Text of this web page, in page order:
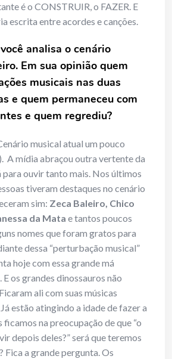
é o CONSTRUIR, o FAZER. E
escrita entre acordes e canções.
analisa o cenário
Em sua opinião quem
musicais nas duas
e quem permaneceu com
e quem regrediu?
musical atual um pouco
A mídia abraçou outra vertente da
para ouvir tanto mais. Nos últimos
tiveram destaques no cenário
sim: Zeca Baleiro, Chico
da Mata e tantos poucos
nomes que foram gratos para
dessa “perturbação musical”
hoje com essa grande má
os grandes dinossauros não
ali com suas músicas
estão atingindo a idade de fazer a
ficamos na preocupação de que “o
depois deles?” será que teremos
Fica a grande pergunta. Os